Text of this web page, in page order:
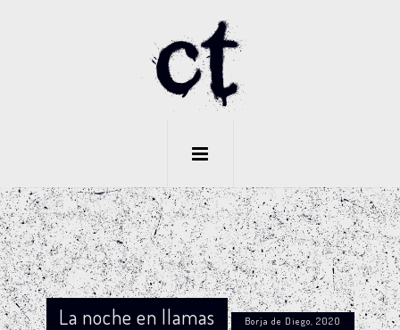
La noche en llamas Borja de Diego, 2020